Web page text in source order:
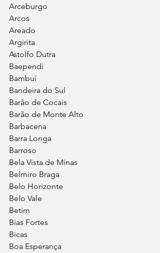
Arceburgo
Arcos
Areado
Argirita
Astolfo Dutra
Baependi
Bambuí
Bandeira do Sul
Barão de Cocais
Barão de Monte Alto
Barbacena
Barra Longa
Barroso
Bela Vista de Minas
Belmiro Braga
Belo Horizonte
Belo Vale
Betim
Bias Fortes
Bicas
Boa Esperança